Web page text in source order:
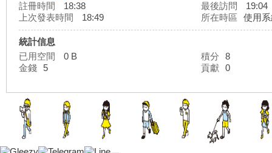
外
註冊時間
18:38 最後訪問
19:04
上次發表時間
18:49 所在時區 使用
統計信息
已用空間
0 B 積分
8
金錢
5 貢獻 0